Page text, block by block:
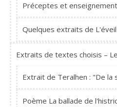
Préceptes et
Quelques extraits de
Extraits de textes choisis –
Extrait de Teralhen : "De
Poème La ballade de